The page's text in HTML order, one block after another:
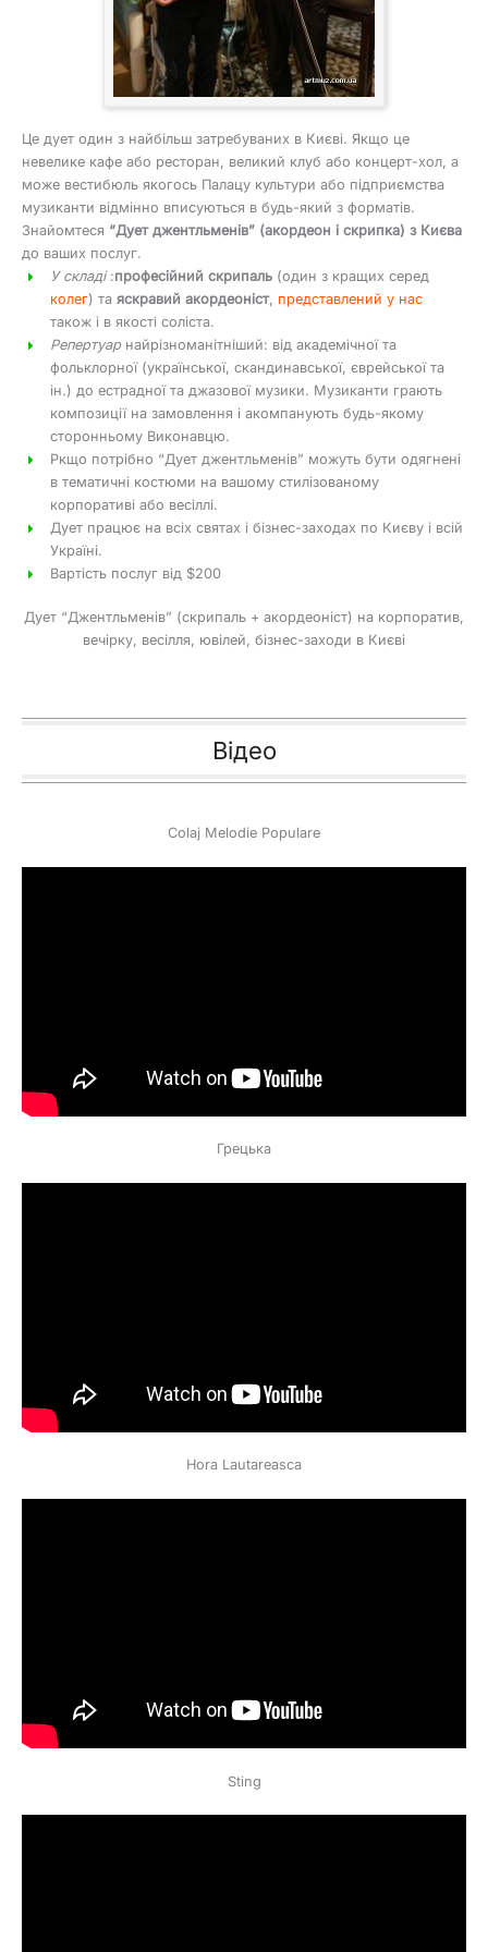
Це дует один з найбільш затребуваних в Києві. Якщо це
невелике кафе або ресторан, великий клуб або концерт-хол, а
може вестибюль якогось Палацу культури або підприємства
музиканти відмінно вписуються в будь-який з форматів.
Знайомтеся “Дует джентльменів” (акордеон і скрипка) з Києва
до ваших послуг.
У складі :професійний скрипаль(один з кращих серед
колег) та яскравий акордеоніст, представлений у нас
також і в якості соліста.
Репертуарнайрізноманітніший: від академічної та
фольклорної (української, скандинавської, єврейської та
ін.) до естрадної та джазової музики. Музиканти грають
композиції на замовлення і акомпанують будь-якому
сторонньому Виконавцю.
Ркщо потрібно “Дует джентльменів” можуть бути одягнені
в тематичні костюми на вашому стилізованому
корпоративі або весіллі.
Дует працює на всіх святах і бізнес-заходах по Києву і всій
Україні.
Вартість послуг від $200
Дует “Джентльменів” (скрипаль + акордеоніст) на корпоратив,
вечірку, весілля, ювілей, бізнес-заходи в Києві
Відео
Colaj Melodie Populare
Грецька
Hora Lautareasca
Sting